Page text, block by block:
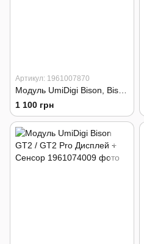
Артикул: 1961007870
1 100 грн